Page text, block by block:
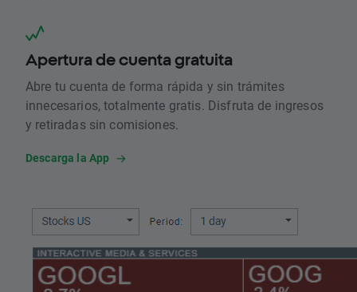
Apertura de cuenta gratuita
Abre tu cuenta de forma rápida y sin trámites
innecesarios, totalmente gratis. Disfruta de ingresos
y retiradas sin comisiones.
Descarga la App